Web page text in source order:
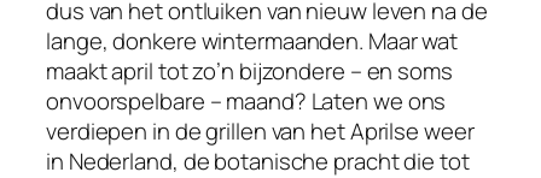
dus van het ontluiken van nieuw leven na de
lange, donkere wintermaanden. Maar wat
maakt april tot zo’n bijzondere – en soms
onvoorspelbare – maand? Laten we ons
verdiepen in de grillen van het Aprilse weer
in Nederland, de botanische pracht die tot